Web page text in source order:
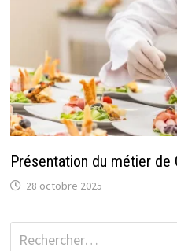
Présentation du métier de
28 octobre 2025
Rechercher :